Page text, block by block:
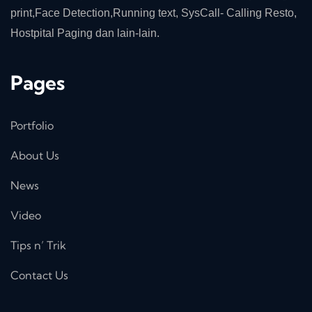
print,Face Detection,Running text, SysCall- Calling Resto,
Hostpital Paging dan lain-lain.
Pages
Portfolio
About Us
News
Video
Tips n’ Trik
Contact Us